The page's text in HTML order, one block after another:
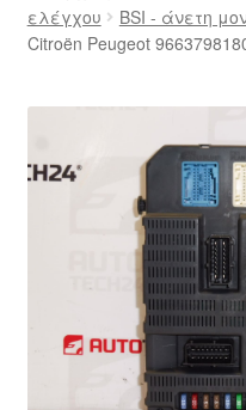
Διαδικασία
Ο λογαριασμός μου
Ολοκλήρωση αγοράς
Οροι και Προϋποθέσεις
ελέγχου
BSI - άνετη
Citroën Peugeot